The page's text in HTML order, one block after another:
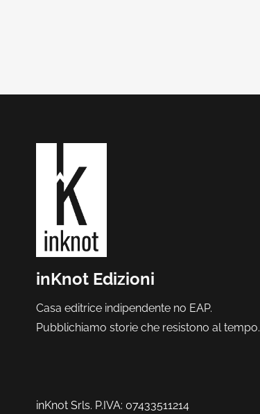
inKnot Edizioni
Casa editrice indipendente no EAP.
Pubblichiamo storie che resistono al tempo.
inKnot Srls. P.IVA: 07433511214